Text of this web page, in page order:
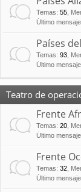
Temas: 55
Último
Países
Temas: 93
Último
Teatro de
Frente
Temas: 20
Último
Frente
Temas: 32
Último